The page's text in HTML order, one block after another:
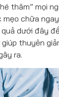
thăm” mọi
chữa
dưới đây
thuyên
ra.